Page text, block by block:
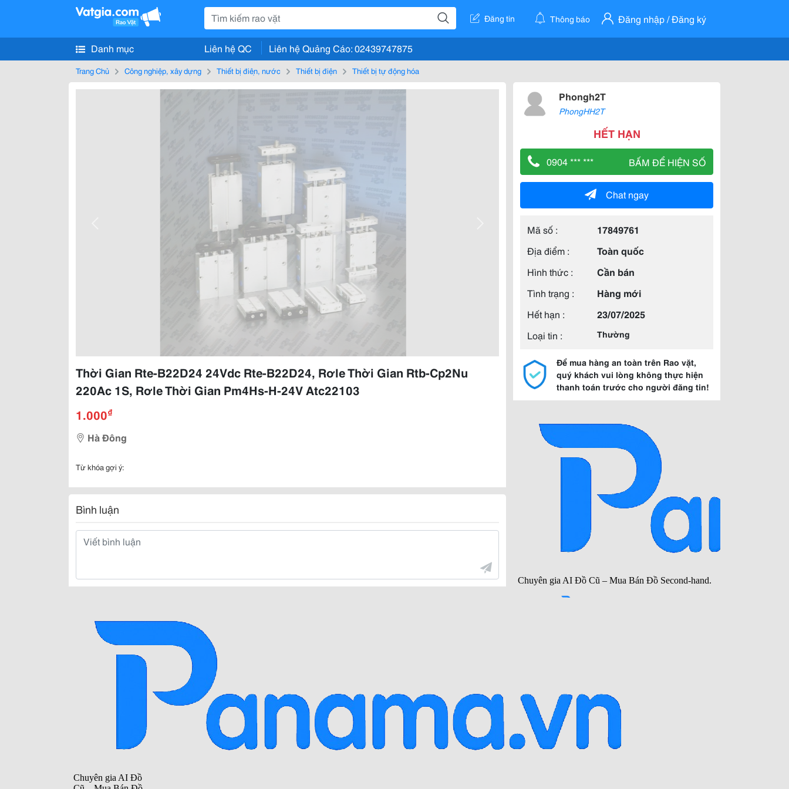
Đăng tin Thông báo Đăng nhập / Đăng ký
Danh mục Liên hệ QC Liên hệ Quảng Cáo: 02439747875
Trang Chủ Công nghiệp, xây dựng Thiết bị điện, nước Thiết bị điện Thiết bị tự động hóa
Thời Gian Rte-B22D24 24Vdc Rte-B22D24, Rơle Thời Gian Rtb-Cp2Nu
220Ac 1S, Rơle Thời Gian Pm4Hs-H-24V Atc22103
1.000₫
Hà Đông
Từ khóa gợi ý:
Bình luận
Phongh2T
PhongHH2T
HẾT HẠN
0904 *** *** BẤM ĐỂ HIỆN SỐ
Chat ngay
Mã số :
17849761
Địa điểm :
Toàn quốc
Hình thức :
Cần bán
Tình trạng :
Hàng mới
Hết hạn :
23/07/2025
Loại tin :
Thường
Để mua hàng an toàn trên Rao vặt,
quý khách vui lòng không thực hiện
thanh toán trước cho người đăng tin!